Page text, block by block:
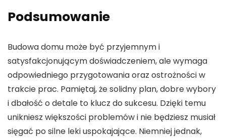
Podsumowanie
Budowa domu może być przyjemnym i
satysfakcjonującym doświadczeniem, ale wymaga
odpowiedniego przygotowania oraz ostrożności w
trakcie prac. Pamiętaj, że solidny plan, dobre wybory
i dbałość o detale to klucz do sukcesu. Dzięki temu
unikniesz większości problemów i nie będziesz musiał
sięgać po silne leki uspokajające. Niemniej jednak,